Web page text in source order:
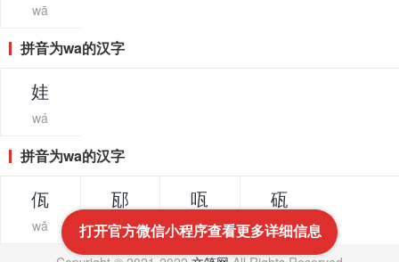
wā
拼音为wa的汉字
娃
wá
拼音为wa的汉字
佤
wǎ
邷
wǎ
咓
wǎ
砙
wǎ
打开官方微信小程序查看更多详细信息